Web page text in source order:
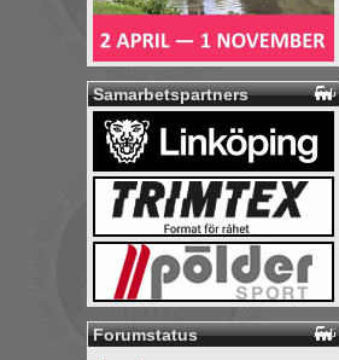
Samarbetspartners
Forumstatus